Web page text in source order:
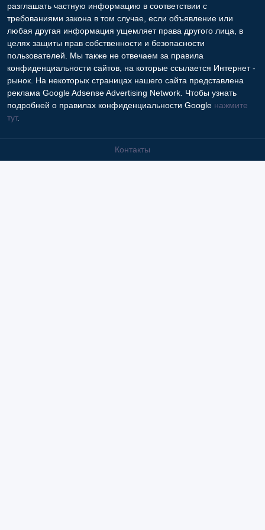
разглашать частную информацию в соответствии с
требованиями закона в том случае, если объявление или
любая другая информация ущемляет права другого лица, в
целях защиты прав собственности и безопасности
пользователей. Мы также не отвечаем за правила
конфиденциальности сайтов, на которые ссылается Интернет -
рынок. На некоторых страницах нашего сайта представлена
реклама Google Adsense Advertising Network. Чтобы узнать
подробней о правилах конфиденциальности Google нажмите
тут.
Контакты